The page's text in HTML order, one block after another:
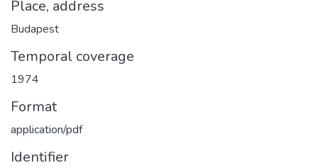
Place, address
Budapest
Temporal coverage
1974
Format
application/pdf
Identifier